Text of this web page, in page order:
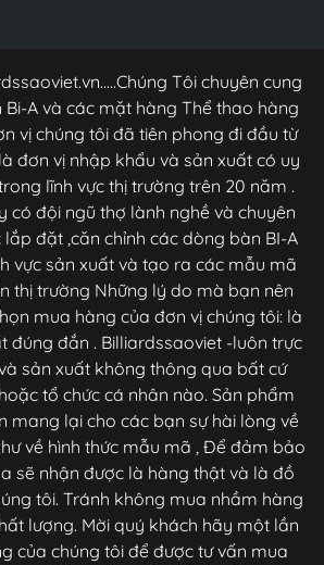
Tôi chuyên cung
A và các mặt hàng Thể thao hàng
vị chúng tôi đã tiên phong đi đầu từ
đơn vị nhập khẩu và sản xuất có uy
lĩnh vực thị trường trên 20 năm .
có đội ngũ thợ lành nghề và chuyên
đặt ,căn chỉnh các dòng bàn BI-A
vực sản xuất và tạo ra các mẫu mã
thị trường Những lý do mà bạn nên
mua hàng của đơn vị chúng tôi: là
đúng đắn . Billiardssaoviet -luôn trực
sản xuất không thông qua bất cứ
tổ chức cá nhân nào. Sản phẩm
mang lại cho các bạn sự hài lòng về
về hình thức mẫu mã , Để đảm bảo
sẽ nhận được là hàng thật và là đồ
tôi. Tránh không mua nhầm hàng
lượng. Mời quý khách hãy một lần
của chúng tôi để được tư vấn mua